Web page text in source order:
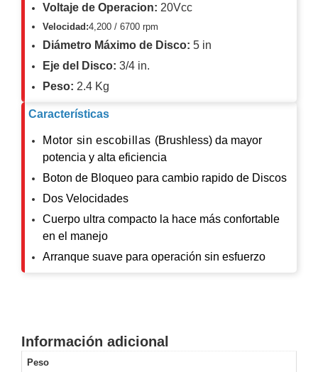
VideoCubo Domo
/ Eyeball /
TurretFisheye
y
Hemisféricas
Motorizado NVRs
Network
RecordersProfesionales
-
CajaPTZTérmicasWiFi
/ 4G /
Inalámbricas
Cámaras
y DVRs
HD
TurboHD
/ Eyeball /
Turret
Voltaje de Operacion: 20Vcc
Velocidad:4,200 / 6700 rpm
Diámetro Máximo de Disco: 5 in
Eje del Disco: 3/4 in.
Peso: 2.4 Kg
Características
Motor sin escobillas (Brushless) da mayor
potencia y alta eficiencia
Boton de Bloqueo para cambio rapido de Discos
Dos Velocidades
Cuerpo ultra compacto la hace más confortable
en el manejo
Arranque suave para operación sin esfuerzo
Información adicional
Peso